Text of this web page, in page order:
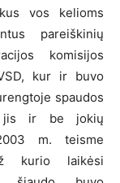
vos kelioms
pareiškinių
komisijos
kur ir buvo
spaudos
jis ir be jokių
m. teisme
kurio laikėsi